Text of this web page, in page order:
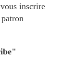
inscrire